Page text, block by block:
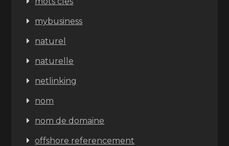
mybusiness
naturel
naturelle
netlinking
nom
nom de domaine
offshore referencement